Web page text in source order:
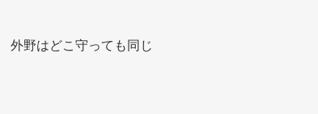
外野はどこ守っても同じ